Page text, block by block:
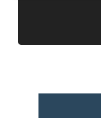
في العراق
اليمن
في السودان